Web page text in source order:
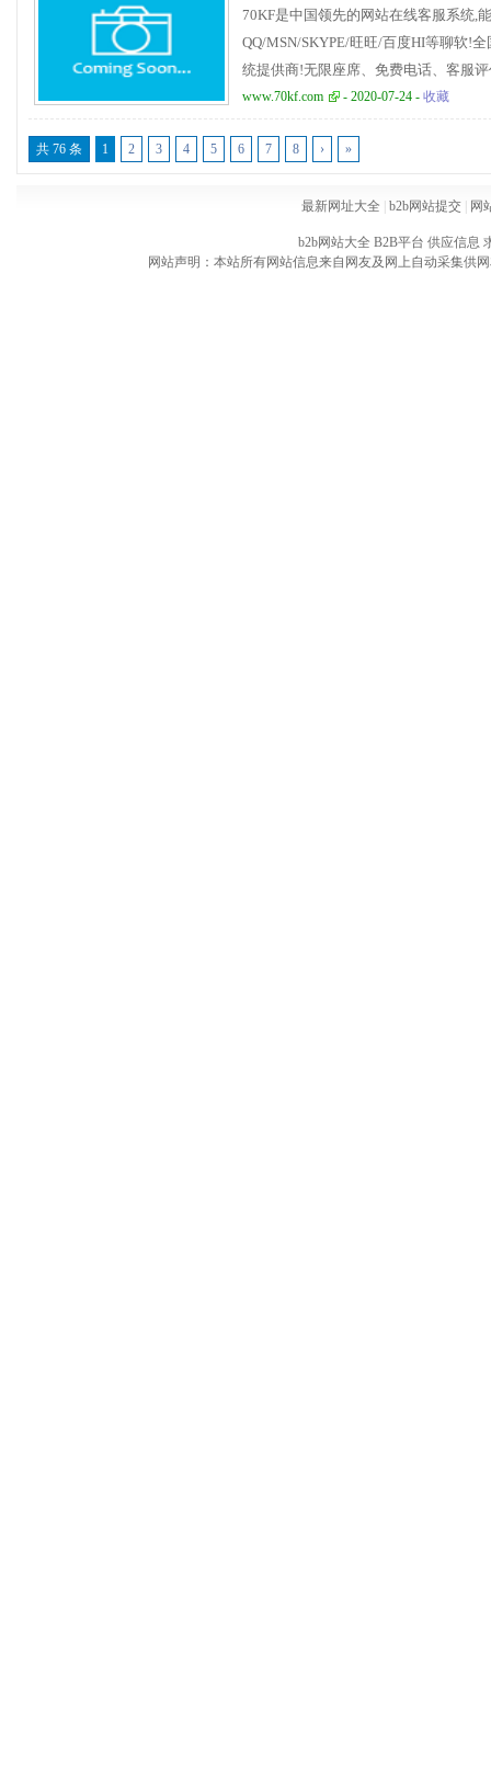
70KF是中国领先的网站在线客服系统,
QQ/MSN/SKYPE/旺旺/百度HI等聊软!
统提供商!无限座席、免费电话、客服
图标/广告/URL...在线客服系统|在线客
www.70kf.com - 2020-07-24 - 收藏
共 76 条 1 2 3 4 5 6 7 8 › »
最新网址大全 b2b网站提交 网
b2b网站大全 B2B平台 供应信息
网站声明：本站所有网站信息来自网友及网上自动采集供